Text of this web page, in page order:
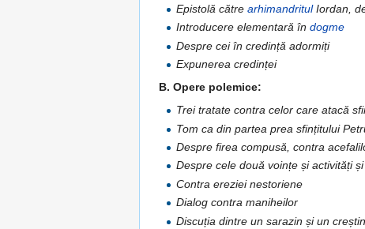
Epistolă cătrearhimandritulIordan,
Introducere elementară îndogme
Despre cei în credință adormiți
Expunerea credinței
B. Opere polemice:
Trei tratate contra celor care atacă
Tom ca din partea prea sfințitului
Despre firea compusă, contra
Despre cele două voințe și activități
Contra ereziei nestoriene
Dialog contra maniheilor
Discuția dintre un sarazin și un creștin